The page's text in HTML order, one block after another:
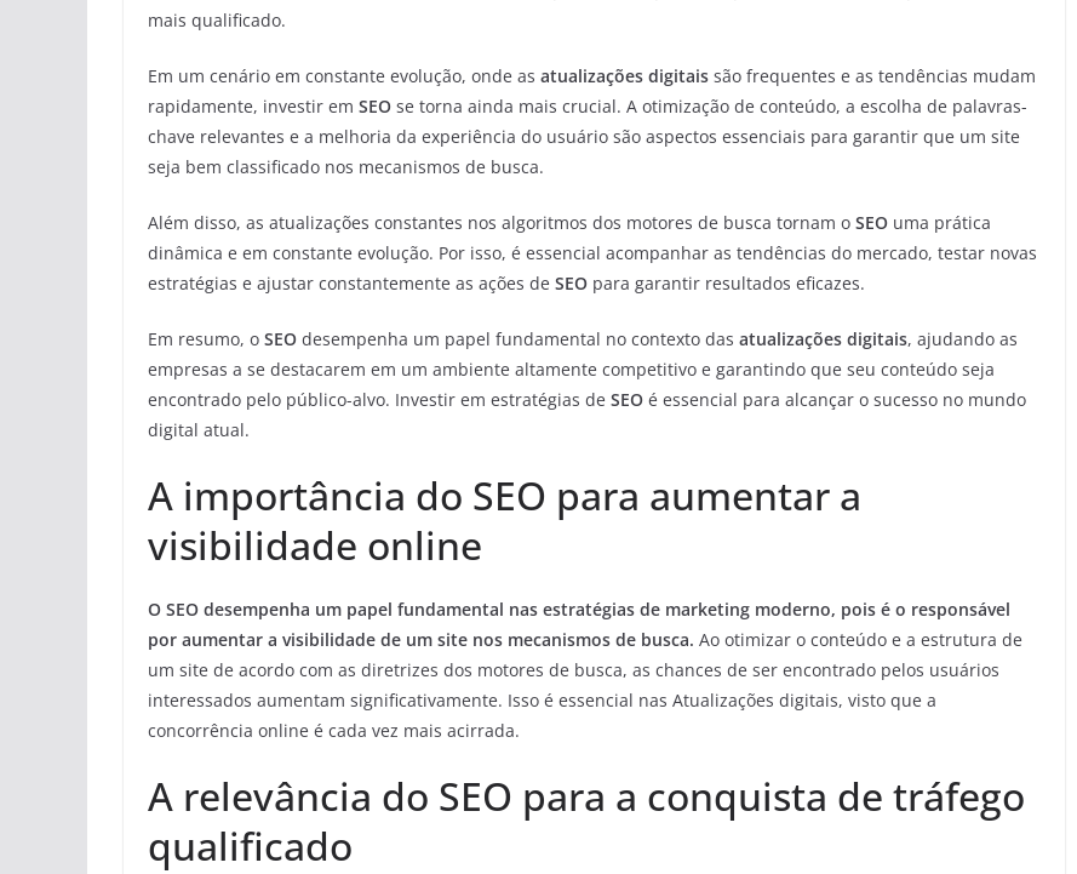
mais qualificado.
Em um cenário em constante evolução, onde as atualizações digitais são frequentes e as tendências mudam
rapidamente, investir em SEO se torna ainda mais crucial. A otimização de conteúdo, a escolha de palavras-
chave relevantes e a melhoria da experiência do usuário são aspectos essenciais para garantir que um site
seja bem classificado nos mecanismos de busca.
Além disso, as atualizações constantes nos algoritmos dos motores de busca tornam o SEO uma prática
dinâmica e em constante evolução. Por isso, é essencial acompanhar as tendências do mercado, testar novas
estratégias e ajustar constantemente as ações de SEO para garantir resultados eficazes.
Em resumo, o SEO desempenha um papel fundamental no contexto das atualizações digitais, ajudando as
empresas a se destacarem em um ambiente altamente competitivo e garantindo que seu conteúdo seja
encontrado pelo público-alvo. Investir em estratégias de SEO é essencial para alcançar o sucesso no mundo
digital atual.
A importância do SEO para aumentar a
visibilidade online
O SEO desempenha um papel fundamental nas estratégias de marketing moderno, pois é o responsável
por aumentar a visibilidade de um site nos mecanismos de busca. Ao otimizar o conteúdo e a estrutura de
um site de acordo com as diretrizes dos motores de busca, as chances de ser encontrado pelos usuários
interessados aumentam significativamente. Isso é essencial nas Atualizações digitais, visto que a
concorrência online é cada vez mais acirrada.
A relevância do SEO para a conquista de tráfego
qualificado